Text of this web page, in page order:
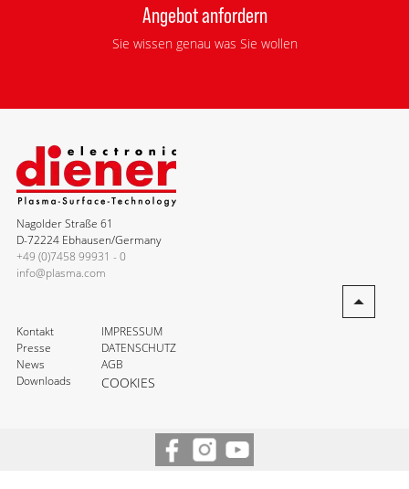
Angebot anfordern
Sie wissen genau was Sie wollen
Nagolder Straße 61
D-72224 Ebhausen/Germany
+49 (0)7458 99931 - 0
info@plasma.com
Kontakt
Presse
News
Downloads
IMPRESSUM
DATENSCHUTZ
AGB
COOKIES